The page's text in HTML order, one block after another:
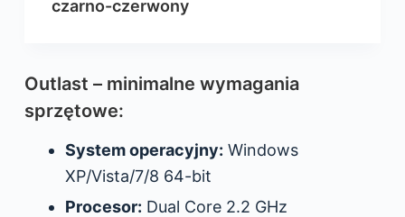
czarno-czerwony
Outlast – minimalne wymagania
sprzętowe:
System operacyjny: Windows
XP/Vista/7/8 64-bit
Procesor: Dual Core 2.2 GHz